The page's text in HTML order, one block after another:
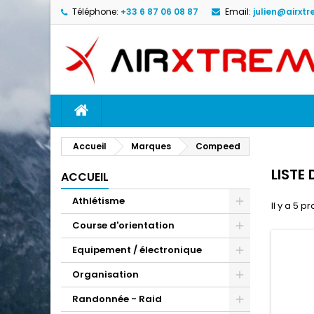
Téléphone: +33 6 87 06 08 87 Email:
ACCUEIL
Accueil Marques Compeed
ACCUEIL
Athlétisme
Course d'orientation
Equipement / électronique
Organisation
Randonnée - Raid
LISTE
Il y a 5
add_circle_outline